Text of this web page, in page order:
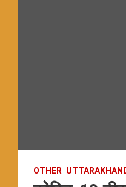
OTHER